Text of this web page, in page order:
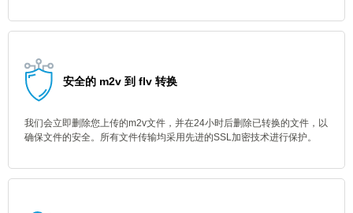
安全的 m2v 到 flv 转换
我们会立即删除您上传的m2v文件，并在24小时后删除已转换的文件，以
确保文件的安全。所有文件传输均采用先进的SSL加密技术进行保护。